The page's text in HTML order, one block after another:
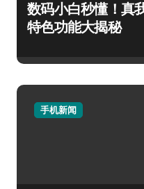
数码小白秒懂！真
特色功能大揭秘
手机新闻